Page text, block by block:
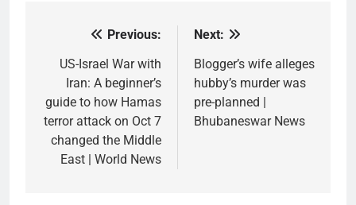
navigation
Previous:
US-Israel War with
Iran: A beginner’s
guide to how Hamas
terror attack on Oct 7
changed the Middle
East | World News
Next:
Blogger’s wife alleges
hubby’s murder was
pre-planned |
Bhubaneswar News